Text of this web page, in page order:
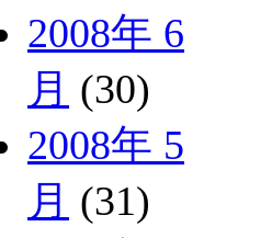
2008年 6
月 (30)
2008年 5
月 (31)